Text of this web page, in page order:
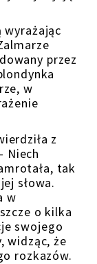
wyrażając
przez
w
z
Niech
tak
słowa.
w
o kilka
swojego
widząc, że
rozkazów.